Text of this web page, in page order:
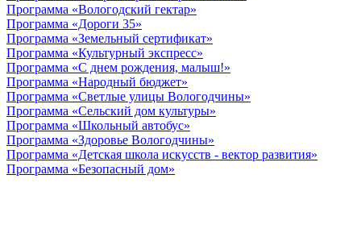
Программа «Вологодский гектар»
Программа «Дороги 35»
Программа «Земельный сертификат»
Программа «Культурный экспресс»
Программа «С днем рождения, малыш!»
Программа «Народный бюджет»
Программа «Светлые улицы Вологодчины»
Программа «Сельский дом культуры»
Программа «Школьный автобус»
Программа «Здоровье Вологодчины»
Программа «Детская школа искусств - вектор развития»
Программа «Безопасный дом»